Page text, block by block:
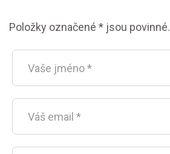
Položky označené * jsou povinné.